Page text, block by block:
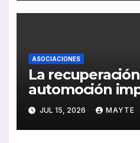
ASOCIACIONES
La
automoción
al sector del
de inversión y
electrificación
JUL 15, 2026 MAYTE